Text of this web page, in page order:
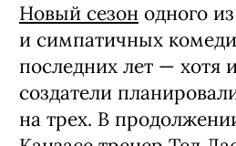
Новый сезон одного
и симпатичных
последних лет — хотя
создатели
на трех. В